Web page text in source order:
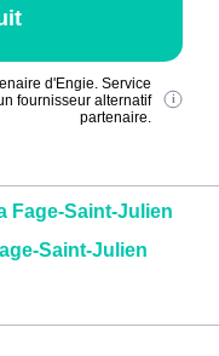
d'Engie. Service
fournisseur alternatif
partenaire.
Fage-Saint-Julien
Saint-Julien